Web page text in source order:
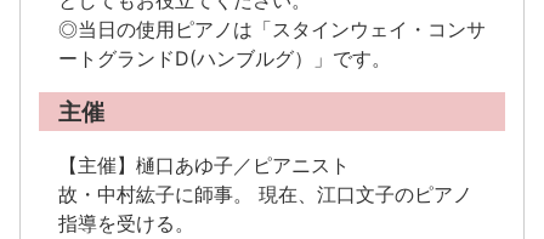
◎当日の使用ピアノは「スタインウェイ・コンサ
ートグランドD(ハンブルグ）」です。
主催
【主催】樋口あゆ子／ピアニスト
故・中村紘子に師事。 現在、江口文子のピアノ
指導を受ける。